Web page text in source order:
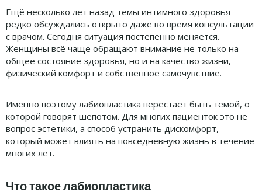
Ещё несколько лет назад темы интимного здоровья
редко обсуждались открыто даже во время консультации
с врачом. Сегодня ситуация постепенно меняется.
Женщины всё чаще обращают внимание не только на
общее состояние здоровья, но и на качество жизни,
физический комфорт и собственное самочувствие.
Именно поэтому лабиопластика перестаёт быть темой, о
которой говорят шёпотом. Для многих пациенток это не
вопрос эстетики, а способ устранить дискомфорт,
который может влиять на повседневную жизнь в течение
многих лет.
Что такое лабиопластика